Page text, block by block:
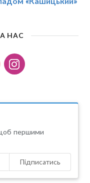
НАС
щоб першими
Підписатись